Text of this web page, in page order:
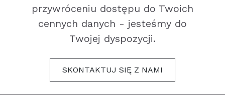
przywróceniu dostępu do Twoich
cennych danych - jesteśmy do
Twojej dyspozycji.
SKONTAKTUJ SIĘ Z NAMI